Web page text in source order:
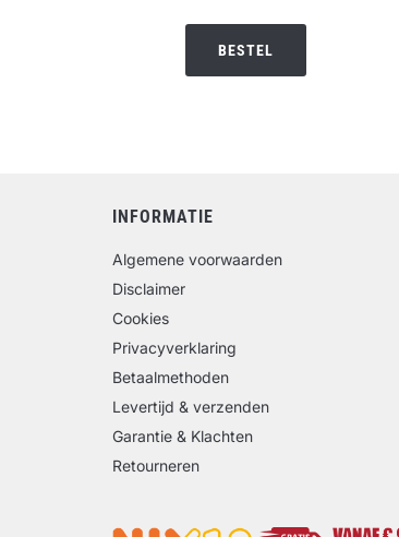
BESTEL
INFORMATIE
Algemene voorwaarden
Disclaimer
Cookies
Privacyverklaring
Betaalmethoden
Levertijd & verzenden
Garantie & Klachten
Retourneren